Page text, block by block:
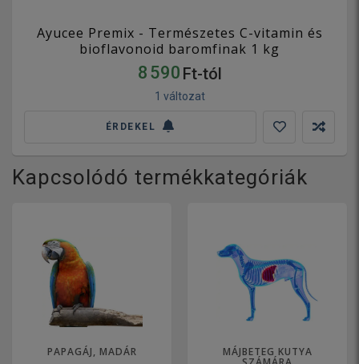
Ayucee Premix - Természetes C-vitamin és
bioflavonoid baromfinak 1 kg
8 590 Ft-tól
1 változat
ÉRDEKEL
Kapcsolódó termékkategóriák
PAPAGÁJ, MADÁR MÁJBETEG KUTYA